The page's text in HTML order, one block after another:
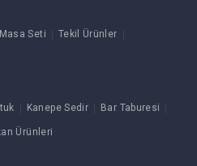
Seti Tekil Ürünler
Kanepe Sedir Bar Taburesi
Ürünleri